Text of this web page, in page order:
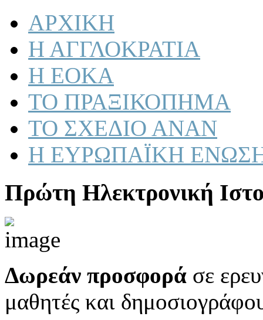
ΑΡΧΙΚΗ
Η ΑΓΓΛΟΚΡΑΤΙΑ
Η ΕΟΚΑ
ΤΟ ΠΡΑΞΙΚΟΠΗΜΑ
ΤΟ ΣΧΕΔΙΟ ΑΝΑΝ
Η ΕΥΡΩΠΑΪΚΗ
Πρώτη Ηλεκτρονική
Δωρεάν προσφορά σε
μαθητές και